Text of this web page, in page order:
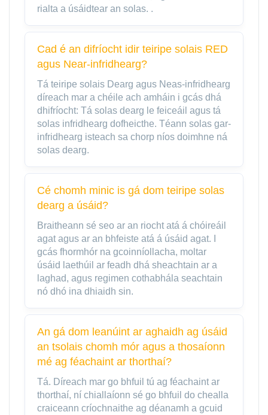
rialta a úsáidtear an solas. .
Cad é an difríocht idir teiripe solais RED
agus Near-infridhearg?
Tá teiripe solais Dearg agus Neas-infridhearg
díreach mar a chéile ach amháin i gcás dhá
dhifríocht: Tá solas dearg le feiceáil agus tá
solas infridhearg dofheicthe. Téann solas gar-
infridhearg isteach sa chorp níos doimhne ná
solas dearg.
Cé chomh minic is gá dom teiripe solas
dearg a úsáid?
Braitheann sé seo ar an riocht atá á chóireáil
agat agus ar an bhfeiste atá á úsáid agat. I
gcás fhormhór na gcoinníollacha, moltar
úsáid laethúil ar feadh dhá sheachtain ar a
laghad, agus regimen cothabhála seachtain
nó dhó ina dhiaidh sin.
An gá dom leanúint ar aghaidh ag úsáid
an tsolais chomh mór agus a thosaíonn
mé ag féachaint ar thorthaí?
Tá. Díreach mar go bhfuil tú ag féachaint ar
thorthaí, ní chiallaíonn sé go bhfuil do chealla
craiceann críochnaithe ag déanamh a gcuid